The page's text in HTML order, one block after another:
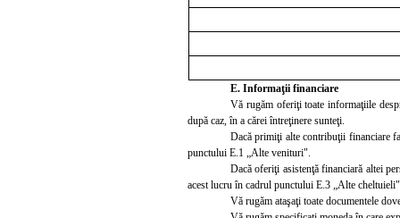
E. Informaţii financiare
Vă rugăm oferiţi toate informaţiile
după caz, în a cărei întreţinere sunteţi.
Dacă primiţi alte contribuţii financiare
punctului E.1 „Alte venituri".
Dacă oferiţi asistenţă financiară altei
acest lucru în cadrul punctului E.3 „Alte
Vă rugăm ataşaţi toate documentele